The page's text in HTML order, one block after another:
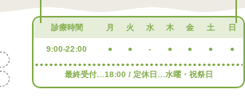
診療時間 月 火 水 木 金 土 日
9:00-22:00 ● ● - ● ● ● ●
最終受付…18:00 / 定休日…水曜・祝祭日